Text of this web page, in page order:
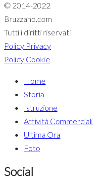
© 2014-2022
Bruzzano.com
Tutti i diritti riservati
Policy Privacy
Policy Cookie
Home
Storia
Istruzione
Attività Commerciali
Ultima Ora
Foto
Social